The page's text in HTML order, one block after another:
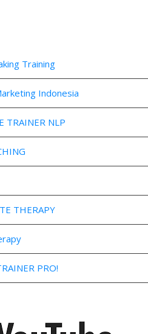
Training
Indonesia
TRAINER NLP
THERAPY
PRO!